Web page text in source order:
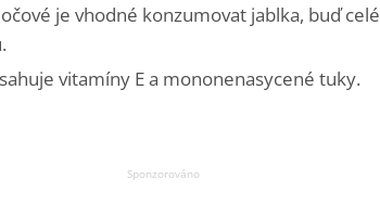
je vhodné konzumovat jablka, buď celé
vitamíny E a mononenasycené tuky.